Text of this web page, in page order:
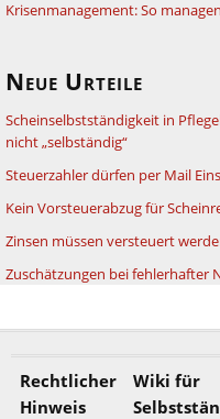
Krisenmanagement: So
Neue Urteile
Scheinselbstständigkeit in
nicht „selbständig“
Steuerzahler dürfen per Mail
Kein Vorsteuerabzug für
Zinsen müssen versteuert
Zuschätzungen bei fehlerhafter
Rechtlicher
Hinweis
Wiki für